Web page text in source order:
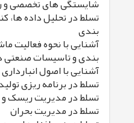
شایستگی های تخصصی و
تسلط در تحلیل داده ها،
بندی
آشنایی با نحوه فعالیت
بندی و تاسیسات صنعتی
آشنایی با اصول انبارداری
تسلط در برنامه ریزی
تسلط در مدیریت ریسک
تسلط در مدیریت بحران